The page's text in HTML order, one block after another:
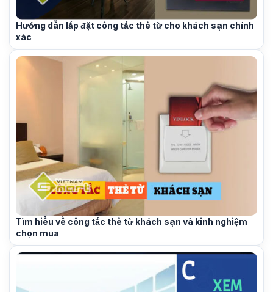
Hướng dẫn lắp đặt công tắc thẻ từ cho khách sạn chính
xác
Tìm hiểu về công tắc thẻ từ khách sạn và kinh nghiệm
chọn mua